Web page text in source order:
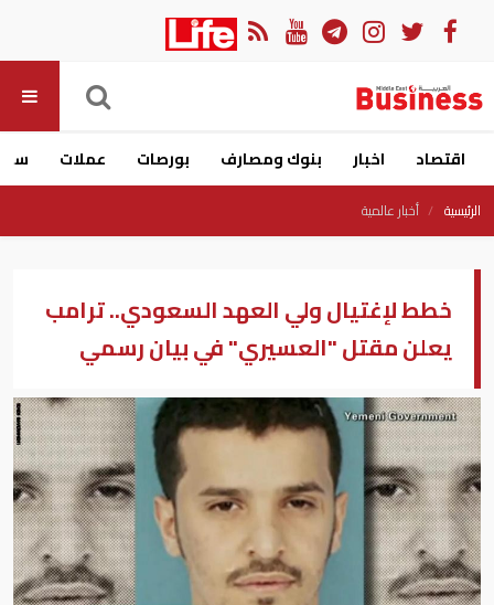
اقتصاد اخبار بنوك ومصارف بورصات عملات
الرئيسية أخبار عالمية
خطط لإغتيال ولي العهد السعودي.. ترامب
يعلن مقتل "العسيري" في بيان رسمي